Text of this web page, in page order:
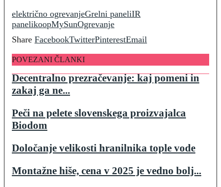
električno ogrevanjeGrelni paneliIR
panelikoopMySunOgrevanje
Share FacebookTwitterPinterestEmail
POVEZANI ČLANKI
Decentralno prezračevanje: kaj pomeni in
zakaj ga ne...
Peči na pelete slovenskega proizvajalca
Biodom
Določanje velikosti hranilnika tople vode
Montažne hiše, cena v 2025 je vedno bolj...